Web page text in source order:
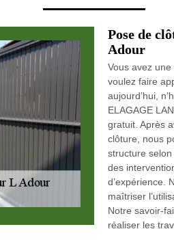
Pose de
Adour
Vous avez
voulez faire
aujourd’hui,
ELAGAGE
gratuit. Après
clôture, nous
structure
des
d’expérience.
maîtriser
Notre savoir-
réaliser les